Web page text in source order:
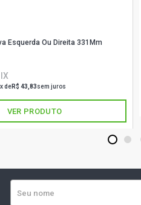
Esquerda Ou Direita 331Mm
deR$ 43,83sem juros
VER PRODUTO
1 2